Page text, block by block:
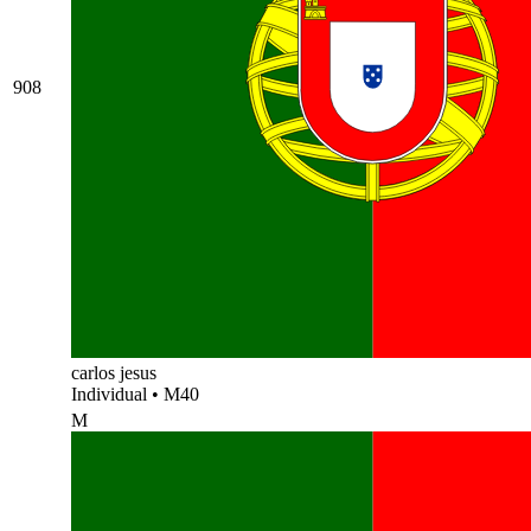
908
carlos jesus
Individual • M40
M